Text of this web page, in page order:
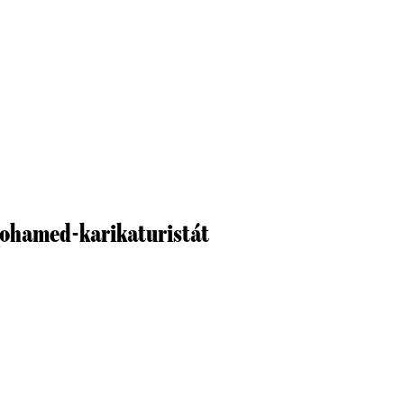
karikaturistát